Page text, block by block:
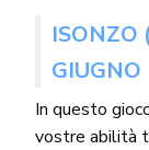
ISONZO
GIUGNO
In questo
vostre abilità